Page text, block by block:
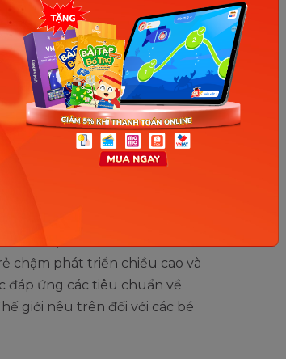
cân nặng của bé
cân nặng hoặc nhóm máu
triển của trẻ khi sinh ra. Tuy
chỉ có khoảng 23% yếu tố di
trẻ.
bên ngoài ảnh hưởng rất nhiều
chậm phát triển chiều cao và
đáp ứng các tiêu chuẩn về
giới nêu trên đối với các bé